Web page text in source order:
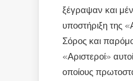
ξέγραψαν και
υποστήριξη της
Σόρος και
«Αριστεροί»
οποίους